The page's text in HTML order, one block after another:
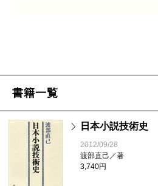
書籍一覧
日本小説技術史
2012/09/28
渡部直己／著
3,740円